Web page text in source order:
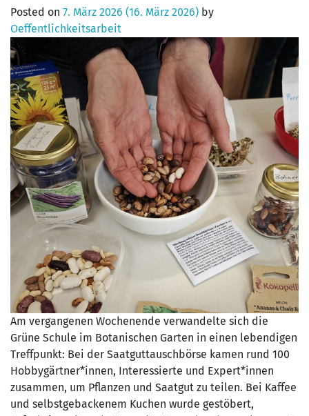
Posted on 7. März 2026 (16. März 2026) by
Oeffentlichkeitsarbeit
Am vergangenen Wochenende verwandelte sich die
Grüne Schule im Botanischen Garten in einen lebendigen
Treffpunkt: Bei der Saatguttauschbörse kamen rund 100
Hobbygärtner*innen, Interessierte und Expert*innen
zusammen, um Pflanzen und Saatgut zu teilen. Bei Kaffee
und selbstgebackenem Kuchen wurde gestöbert,